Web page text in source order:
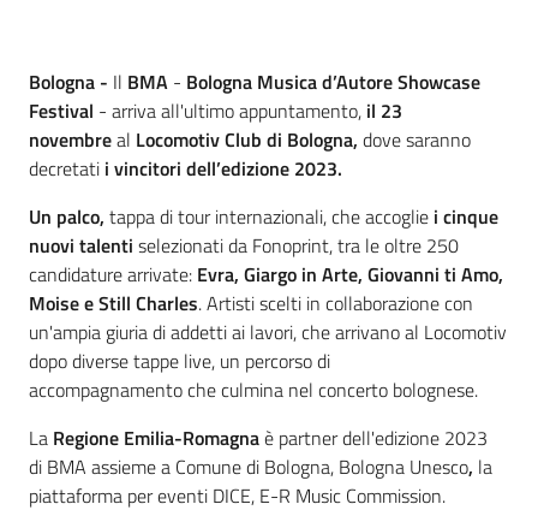
Contenuto
Bologna - Il BMA - Bologna Musica d’Autore Showcase
Festival - arriva all'ultimo appuntamento, il 23
novembreal Locomotiv Club di Bologna, dove saranno
decretati i vincitori dell’edizione 2023.
Un palco, tappa di tour internazionali, che accoglie i cinque
nuovi talenti selezionati da Fonoprint, tra le oltre 250
candidature arrivate: Evra, Giargo in Arte, Giovanni ti Amo,
Moise e Still Charles. Artisti scelti in collaborazione con
un'ampia giuria di addetti ai lavori, che arrivano al Locomotiv
dopo diverse tappe live, un percorso di
accompagnamento che culmina nel concerto bolognese.
La Regione Emilia-Romagnaè partner dell'edizione 2023
di BMA assieme a Comune di Bologna, Bologna Unesco, la
piattaforma per eventi DICE, E-R Music Commission.